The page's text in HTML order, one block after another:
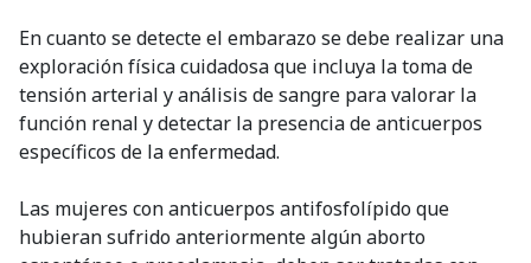
En cuanto se detecte el embarazo se debe realizar una
exploración física cuidadosa que incluya la toma de
tensión arterial y análisis de sangre para valorar la
función renal y detectar la presencia de anticuerpos
específicos de la enfermedad.
Las mujeres con anticuerpos antifosfolípido que
hubieran sufrido anteriormente algún aborto